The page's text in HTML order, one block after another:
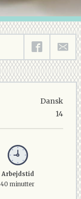
Dansk
14
Arbejdstid
40 minutter